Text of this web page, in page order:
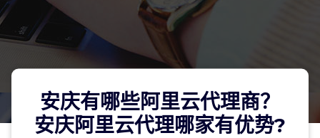
安庆有哪些阿里云代理商？
安庆阿里云代理哪家有优势?